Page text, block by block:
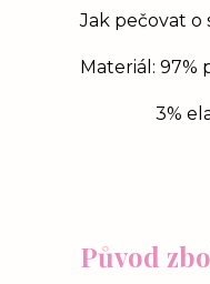
Jak pečovat o
Materiál: 97%
3%
Původ